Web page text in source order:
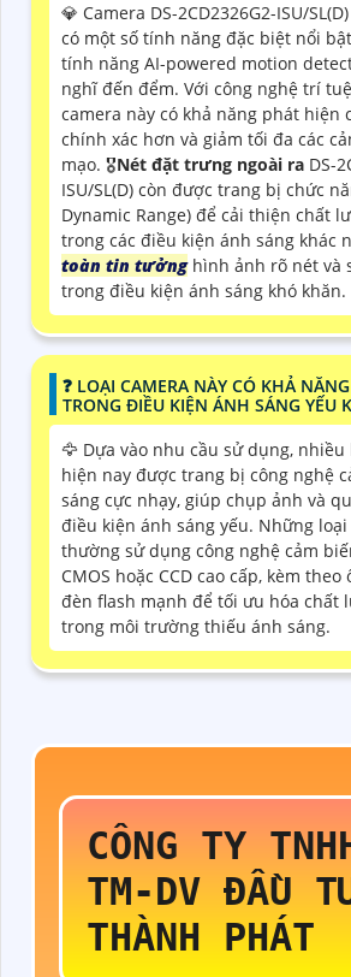
💎 Camera DS-2CD2326G2-ISU/
có một số tính năng đặc biệt nổi
tính năng AI-powered motion
nghĩ đến đểm. Với công nghệ trí
camera này có khả năng phát hiện
chính xác hơn và giảm tối đa các
mạo. 🎖️Nét đặt trưng ngoài ra DS-
ISU/SL(D) còn được trang bị chức
Dynamic Range) để cải thiện chất
trong các điều kiện ánh sáng khác
toàn tin tưởnghình ảnh rõ nét và
trong điều kiện ánh sáng khó khăn.
️❓ LOẠI CAMERA NÀY CÓ KHẢ
TRONG ĐIỀU KIỆN ÁNH SÁNG YẾU
🦅 Dựa vào nhu cầu sử dụng, nhiều
hiện nay được trang bị công nghệ
sáng cực nhạy, giúp chụp ảnh và
điều kiện ánh sáng yếu. Những
thường sử dụng công nghệ cảm
CMOS hoặc CCD cao cấp, kèm
đèn flash mạnh để tối ưu hóa chất
trong môi trường thiếu ánh sáng.
CÔNG TY
TM-DV ĐẦU
THÀNH PHÁT